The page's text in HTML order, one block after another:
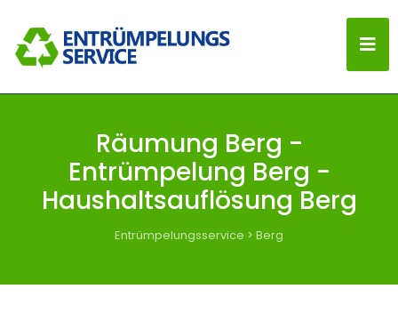
Räumung Berg -
Entrümpelung Berg -
Haushaltsauflösung Berg
Entrümpelungsservice > Berg